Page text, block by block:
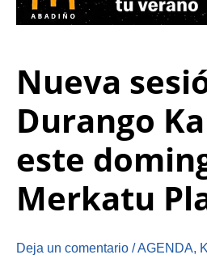
Nueva
Durango
este
Merkatu
Deja un comentario /AGENDA,